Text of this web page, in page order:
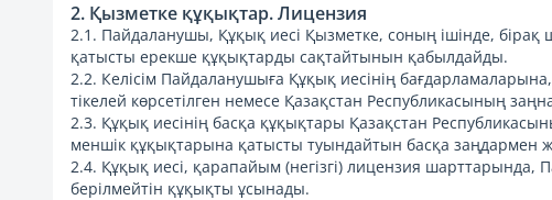
2. Қызметке құқықтар. Лицензия
2.1. Пайдаланушы, Құқық иесі Қызметке, соның ішінде,
қатысты ерекше құқықтарды сақтайтынын қабылдайды.
2.2. Келісім Пайдаланушыға Құқық иесінің
тікелей көрсетілген немесе Қазақстан Республикасының
2.3. Құқық иесінің басқа құқықтары Қазақстан
меншік құқықтарына қатысты туындайтын басқа заңдармен
2.4. Құқық иесі, қарапайым (негізгі) лицензия
берілмейтін құқықты ұсынады.